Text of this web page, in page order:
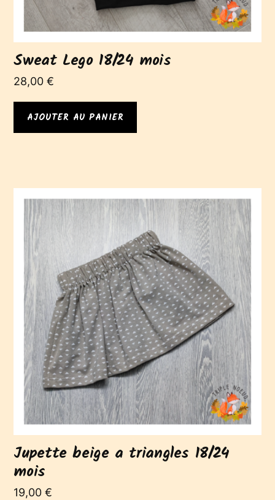
Sweat Lego 18/24 mois
28,00€
AJOUTER AU PANIER
Jupette beige a triangles 18/24
mois
19,00€